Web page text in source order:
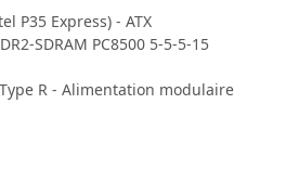
P35 Express) - ATX
SDRAM PC8500 5-5-5-15
Type R - Alimentation modulaire